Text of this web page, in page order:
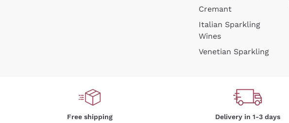
Cremant
Italian Sparkling
Wines
Venetian Sparkling
Free shipping
Delivery in 1-3 days